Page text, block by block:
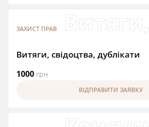
ЗАХИСТ ПРАВ
Витяги, свідоцтва, дублікати
1000 грн
ВІДПРАВИТИ ЗАЯВКУ